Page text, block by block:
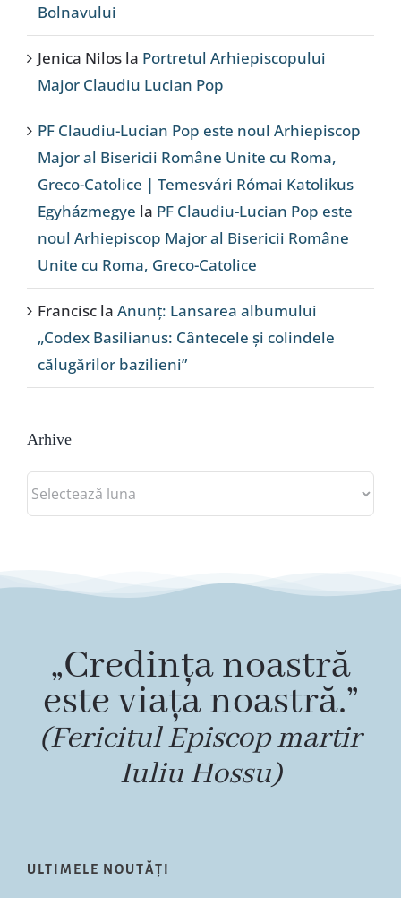
Bolnavului
Jenica Nilos la Portretul Arhiepiscopului
Major Claudiu Lucian Pop
PF Claudiu-Lucian Pop este noul Arhiepiscop
Major al Bisericii Române Unite cu Roma,
Greco-Catolice | Temesvári Római Katolikus
Egyházmegye la PF Claudiu-Lucian Pop este
noul Arhiepiscop Major al Bisericii Române
Unite cu Roma, Greco-Catolice
Francisc la Anunț: Lansarea albumului
„Codex Basilianus: Cântecele și colindele
călugărilor bazilieni”
Arhive
Arhive
„Credința noastră
este viața noastră.”
(Fericitul Episcop martir
Iuliu Hossu)
ULTIMELE NOUTĂȚI